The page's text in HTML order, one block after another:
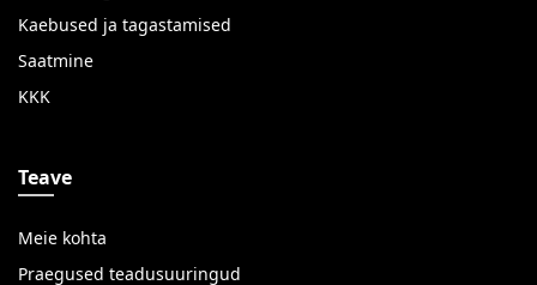
Kaebused ja tagastamised
Saatmine
KKK
Teave
Meie kohta
Praegused teadusuuringud